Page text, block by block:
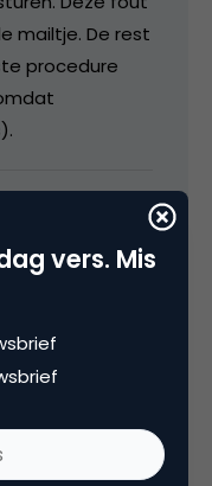
mailtje. De rest
procedure
per post.
vers. Mis